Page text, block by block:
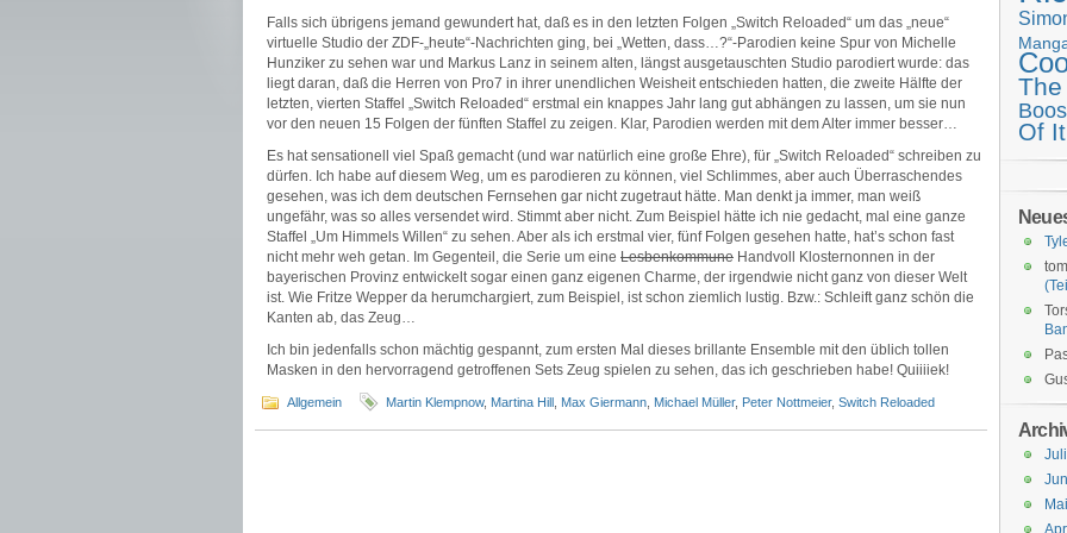
Falls sich übrigens jemand gewundert hat, daß es in den letzten Folgen „Switch Reloaded“ um das „neue“
virtuelle Studio der ZDF-„heute“-Nachrichten ging, bei „Wetten, dass…?“-Parodien keine Spur von Michelle
Hunziker zu sehen war und Markus Lanz in seinem alten, längst ausgetauschten Studio parodiert wurde: das
liegt daran, daß die Herren von Pro7 in ihrer unendlichen Weisheit entschieden hatten, die zweite Hälfte der
letzten, vierten Staffel „Switch Reloaded“ erstmal ein knappes Jahr lang gut abhängen zu lassen, um sie nun
vor den neuen 15 Folgen der fünften Staffel zu zeigen. Klar, Parodien werden mit dem Alter immer besser…
Es hat sensationell viel Spaß gemacht (und war natürlich eine große Ehre), für „Switch Reloaded“ schreiben zu
dürfen. Ich habe auf diesem Weg, um es parodieren zu können, viel Schlimmes, aber auch Überraschendes
gesehen, was ich dem deutschen Fernsehen gar nicht zugetraut hätte. Man denkt ja immer, man weiß
ungefähr, was so alles versendet wird. Stimmt aber nicht. Zum Beispiel hätte ich nie gedacht, mal eine ganze
Staffel „Um Himmels Willen“ zu sehen. Aber als ich erstmal vier, fünf Folgen gesehen hatte, hat’s schon fast
nicht mehr weh getan. Im Gegenteil, die Serie um eine Lesbenkommune Handvoll Klosternonnen in der
bayerischen Provinz entwickelt sogar einen ganz eigenen Charme, der irgendwie nicht ganz von dieser Welt
ist. Wie Fritze Wepper da herumchargiert, zum Beispiel, ist schon ziemlich lustig. Bzw.: Schleift ganz schön die
Kanten ab, das Zeug…
Ich bin jedenfalls schon mächtig gespannt, zum ersten Mal dieses brillante Ensemble mit den üblich tollen
Masken in den hervorragend getroffenen Sets Zeug spielen zu sehen, das ich geschrieben habe! Quiiiiek!
Allgemein Martin Klempnow, Martina Hill Max Giermann Michael Müller, Peter Nottmeier, Switch Reloaded
Of It